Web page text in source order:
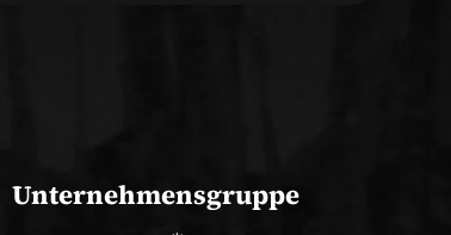
Unternehmensgruppe